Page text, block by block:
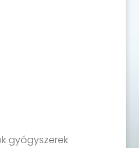
gyógyszerek